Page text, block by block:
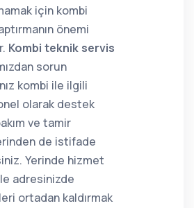
için kombi
önemi
Kombi teknik servis
sorun
kombi ile ilgili
olarak destek
ve tamir
de istifade
Yerinde hizmet
adresinizde
ortadan kaldırmak